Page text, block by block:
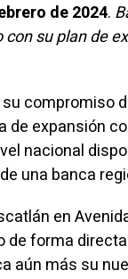
de 2024.
su plan de
compromiso
de expansión
nacional
una banca
en
de forma
aún más su